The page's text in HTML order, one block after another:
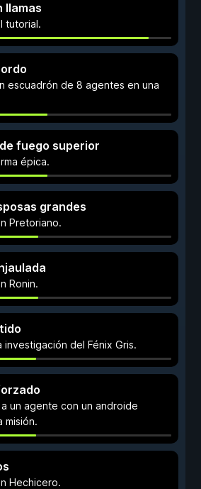
llamas
tutorial.
escuadrón de 8 agentes en una
fuego superior
épica.
grandes
Pretoriano.
Ronin.
investigación del Fénix Gris.
un agente con un androide
misión.
Hechicero.